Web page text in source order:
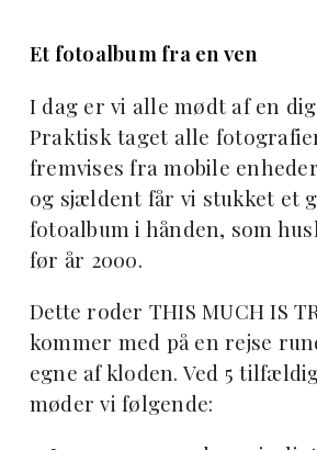
Et fotoalbum fra en ven
I dag er vi alle mødt af en
Praktisk taget alle
fremvises fra mobile
og sjældent får vi stukket et
fotoalbum i hånden, som
før år 2000.
Dette roder THIS MUCH IS
kommer med på en rejse
egne af kloden. Ved 5
møder vi følgende: